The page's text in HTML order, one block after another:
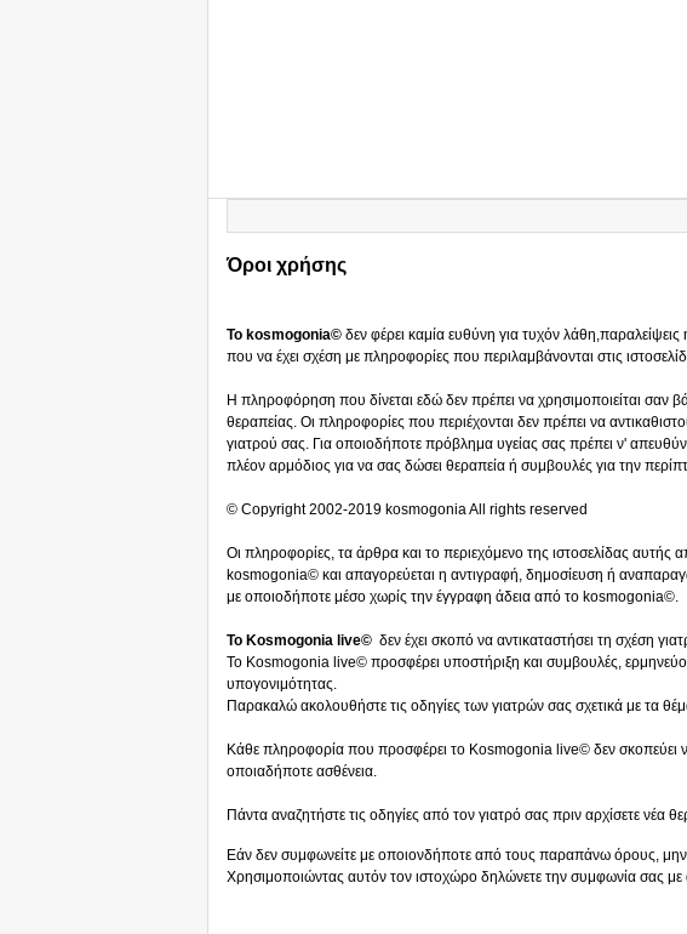
Όροι χρήσης
Το kosmogonia© δεν φέρει καμία ευθύνη για τυχόν
που να έχει σχέση με πληροφορίες που περιλαμβάνονται στις
Η πληροφόρηση που δίνεται εδώ δεν πρέπει να χρησιμοποιείται σαν
θεραπείας. Οι πληροφορίες που περιέχονται δεν πρέπει να
γιατρού σας. Για οποιοδήποτε πρόβλημα υγείας σας πρέπει ν'
πλέον αρμόδιος για να σας δώσει θεραπεία ή συμβουλές για την
© Copyright 2002-2019 kosmogonia All rights reserved
Οι πληροφορίες, τα άρθρα και το περιεχόμενο της ιστοσελίδας αυτής
kosmogonia© και απαγορεύεται η αντιγραφή, δημοσίευση ή
με οποιοδήποτε μέσο χωρίς την έγγραφη άδεια από το kosmogonia©.
Το Kosmogonia live© δεν έχει σκοπό να αντικαταστήσει τη σχέση
Το Kosmogonia live© προσφέρει υποστήριξη και συμβουλές,
υπογονιμότητας.
Παρακαλώ ακολουθήστε τις οδηγίες των γιατρών σας σχετικά με τα
Κάθε πληροφορία που προσφέρει το Kosmogonia live© δεν σκοπεύει
οποιαδήποτε ασθένεια.
Πάντα αναζητήστε τις οδηγίες από τον γιατρό σας πριν αρχίσετε νέα
Εάν δεν συμφωνείτε με οποιονδήποτε από τους παραπάνω όρους,
Χρησιμοποιώντας αυτόν τον ιστοχώρο δηλώνετε την συμφωνία σας